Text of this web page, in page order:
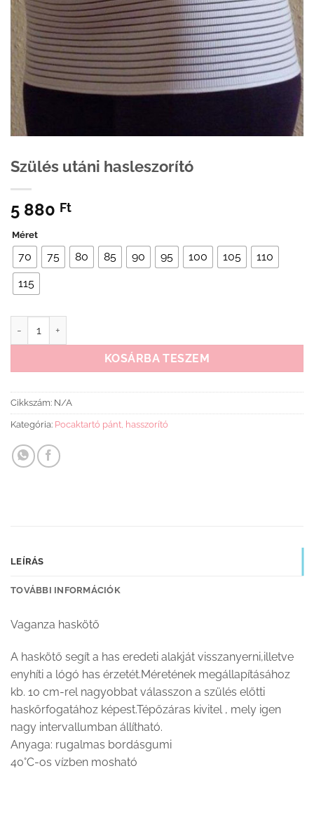
Szülés utáni hasleszorító
5 880 Ft
Méret
70 75 80 85 90 95 100 105
110
115
KOSÁRBA TESZEM
Cikkszám: N/A
Kategória: Pocaktartó pánt, hasszorító
LEÍRÁS
TOVÁBBI INFORMÁCIÓK
Vaganza haskötő
A haskötő segít a has eredeti alakját visszanyerni,illetve
enyhíti a lógó has érzetét.Méretének megállapításához
kb. 10 cm-rel nagyobbat válasszon a szülés előtti
haskőrfogatához képest.Tépőzáras kivitel , mely igen
nagy intervallumban állítható.
Anyaga: rugalmas bordásgumi
40°C-os vízben mosható